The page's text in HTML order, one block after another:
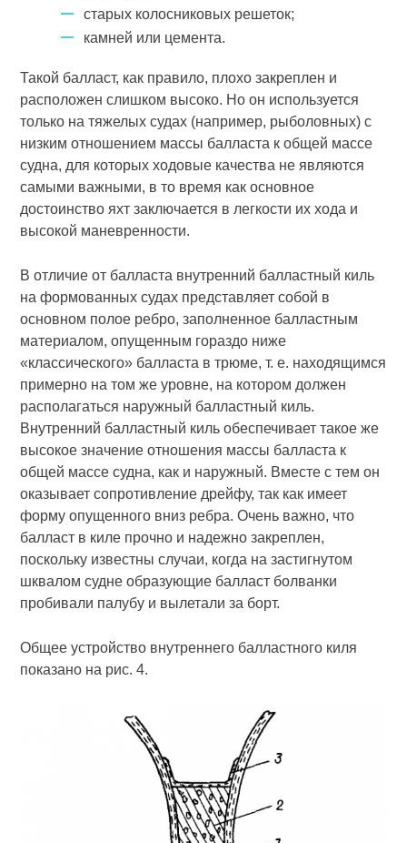
старых колосниковых решеток;
камней или цемента.
Такой балласт, как правило, плохо закреплен и
расположен слишком высоко. Но он используется
только на тяжелых судах (например, рыболовных) с
низким отношением массы балласта к общей массе
судна, для которых ходовые качества не являются
самыми важными, в то время как основное
достоинство яхт заключается в легкости их хода и
высокой маневренности.
В отличие от балласта внутренний балластный киль
на формованных судах представляет собой в
основном полое ребро, заполненное балластным
материалом, опущенным гораздо ниже
«классического» балласта в трюме, т. е. находящимся
примерно на том же уровне, на котором должен
располагаться наружный балластный киль.
Внутренний балластный киль обеспечивает такое же
высокое значение отношения массы балласта к
общей массе судна, как и наружный. Вместе с тем он
оказывает сопротивление дрейфу, так как имеет
форму опущенного вниз ребра. Очень важно, что
балласт в киле прочно и надежно закреплен,
поскольку известны случаи, когда на застигнутом
шквалом судне образующие балласт болванки
пробивали палубу и вылетали за борт.
Общее устройство внутреннего балластного киля
показано на рис. 4.